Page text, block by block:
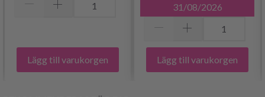
Lägg till varukorgen
31/08/2026
Lägg till varukorgen